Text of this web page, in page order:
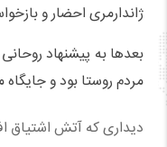
ژاندارمری احضار و
بعدها به پیشنهاد
مردم روستا بود و
دیداری که آتش اشتیاق